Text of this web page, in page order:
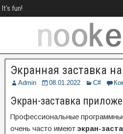
It's fun!
Экранная заставка
Admin 08.01.2022 C#
Экран-заставка
Профессиональные
очень часто имеют экран-